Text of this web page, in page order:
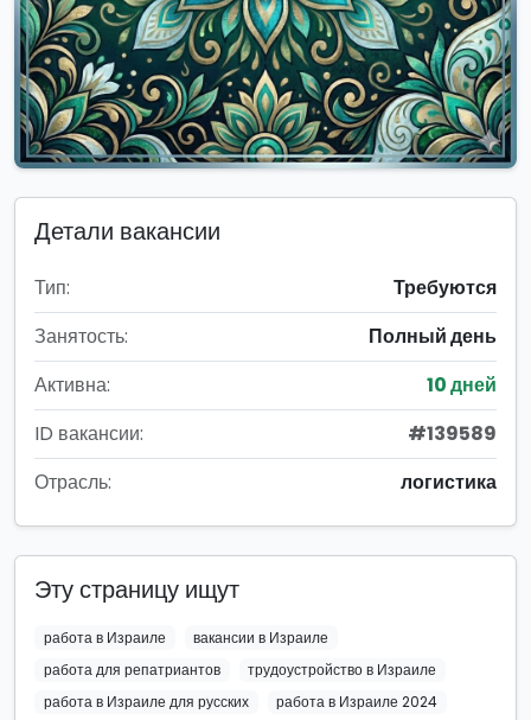
Детали вакансии
Тип:
Требуются
Занятость:
Полный день
Активна:
10 дней
ID вакансии:
#139589
Отрасль:
логистика
Эту страницу ищут
работа в Израиле
вакансии в Израиле
работа для репатриантов
трудоустройство в Израиле
работа в Израиле для русских
работа в Израиле 2024